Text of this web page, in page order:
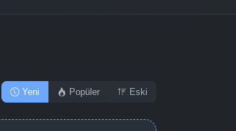
Yeni Popüler Eski